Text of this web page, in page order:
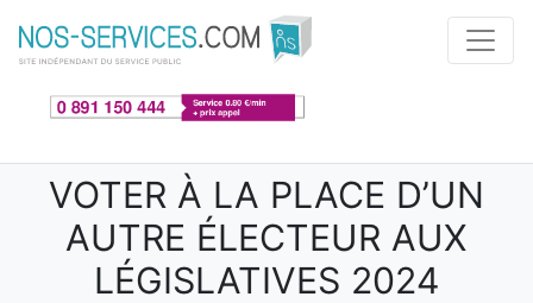
Aller au contenu principal
VOTER À LA PLACE D’UN
AUTRE ÉLECTEUR AUX
LÉGISLATIVES 2024